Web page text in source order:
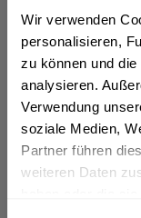
Wir verwenden
personalisieren,
zu können und
analysieren.
Verwendung
soziale Medien,
Partner führen
weiteren Daten
erfrischenden
richtigen Balance
und in eine
schärfe des
ergeben eine
Limonade, die
Vodka getrunken